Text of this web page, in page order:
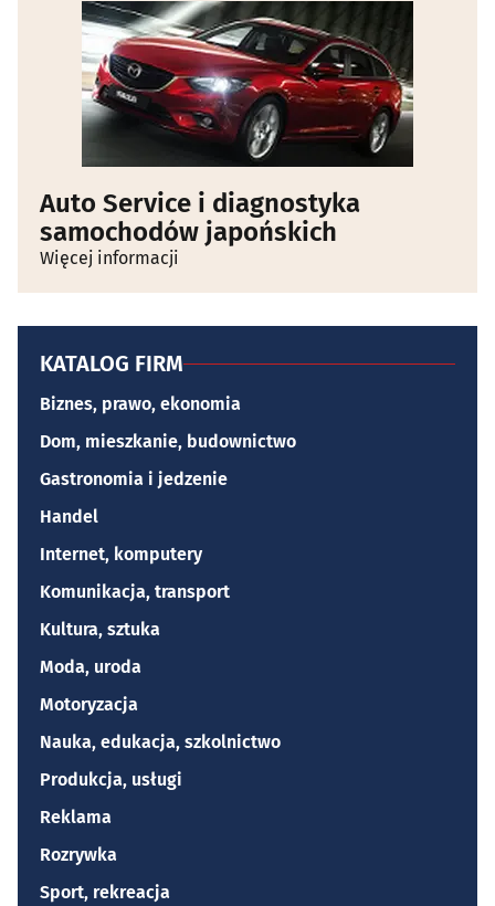
Auto Service i diagnostyka
samochodów japońskich
Więcej informacji
KATALOG FIRM
Biznes, prawo, ekonomia
Dom, mieszkanie, budownictwo
Gastronomia i jedzenie
Handel
Internet, komputery
Komunikacja, transport
Kultura, sztuka
Moda, uroda
Motoryzacja
Nauka, edukacja, szkolnictwo
Produkcja, usługi
Reklama
Rozrywka
Sport, rekreacja